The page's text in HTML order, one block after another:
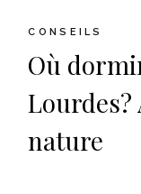
CONSEILS
Où
nature